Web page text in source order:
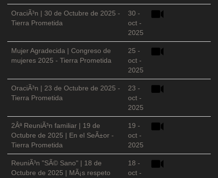
OraciÃ³n | 30 de Octubre de 2025 -
Tierra Prometida
30 -
oct -
2025
Mujer Agradecida | Congreso de
mujeres 2025 - Tierra Prometida
25 -
oct -
2025
OraciÃ³n | 23 de Octubre de 2025 -
Tierra Prometida
23 -
oct -
2025
2Âª ReuniÃ³n familiar | 19 de
Octubre de 2025 | En el SeÃ±or -
Tierra Prometida
19 -
oct -
2025
ReuniÃ³n "SÃ© Sano" | 18 de
Octubre de 2025 | MÃ¡s respeto
18 -
oct -